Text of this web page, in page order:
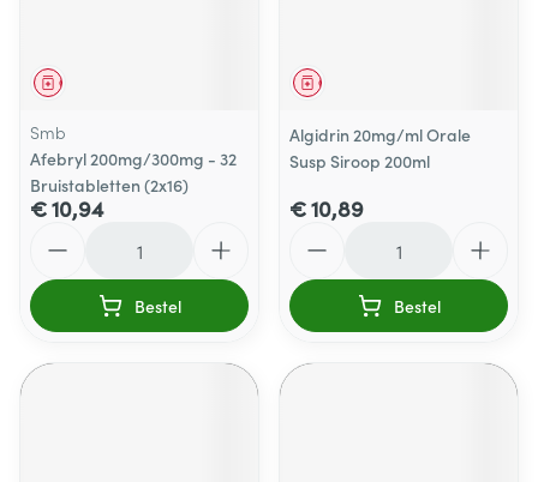
Geneesmiddel
Smb
Afebryl 200mg/300mg - 32
Bruistabletten (2x16)
€ 10,94
Bestel
Geneesmiddel
Algidrin 20mg/ml Orale
Susp Siroop 200ml
€ 10,89
Bestel